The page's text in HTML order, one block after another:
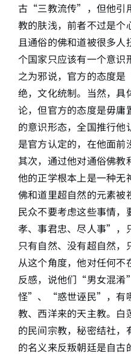
古“三教流传”，但他引
教的肤浅，前者不过是个
且通俗的佛和道被很多人
个国家只应该有一个意识
之为邪说，官方的态度
绝，文化统制。当然，具
论，但官方的态度是毋庸
的意识形态，全国推行
是官方认定的，在他面前
其次，通过他对通俗佛教
他的正学根本上是一种无
佛和道里超自然的元素
民众不要考虑这些事情
孝、事君忠、尽人事”，
只有自然、没有超自然
从这个角度，他对任何不
反感，说他们“男女混
怪”、“惑世诬民”，有
教、西洋来的天主教。白
的民间宗教，秘密结社
的名义来反叛朝廷是自古